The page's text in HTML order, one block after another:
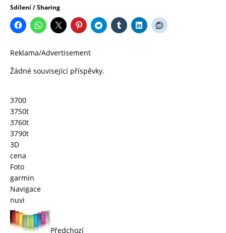
Sdílení / Sharing
Reklama/Advertisement
Žádné související příspěvky.
3700
3750t
3760t
3790t
3D
cena
Foto
garmin
Navigace
nuvi
Předchozí